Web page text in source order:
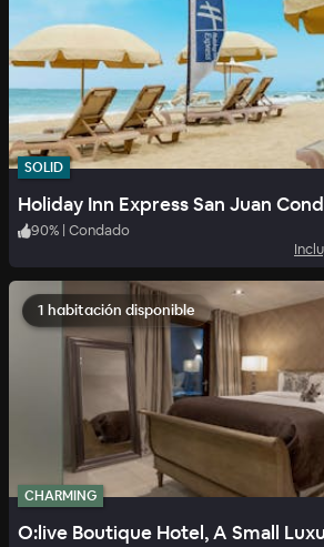
SOLID
Holiday Inn Express San Juan
90% Condado
1 habitación disponible
CHARMING